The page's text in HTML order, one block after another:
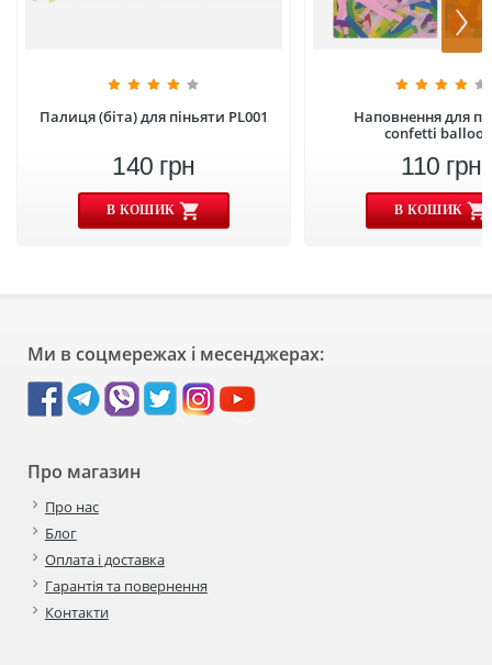
Палиця (біта) для піньяти PL001
140 грн
В КОШИК
Наповнення для
confetti
110 грн
В КОШИК
Ми в соцмережах і месенджерах:
Про магазин
Про нас
Блог
Оплата і доставка
Гарантія та повернення
Контакти